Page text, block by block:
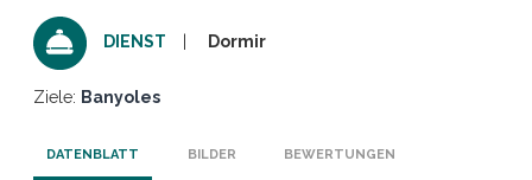
DIENST Dormir
Ziele: Banyoles
DATENBLATT BILDER BEWERTUNGEN